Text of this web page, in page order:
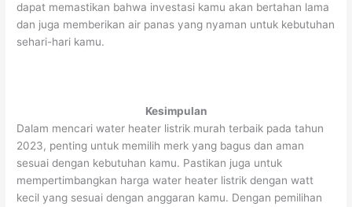
dapat memastikan bahwa investasi kamu akan bertahan lama
dan juga memberikan air panas yang nyaman untuk kebutuhan
sehari-hari kamu.
Kesimpulan
Dalam mencari water heater listrik murah terbaik pada tahun
2023, penting untuk memilih merk yang bagus dan aman
sesuai dengan kebutuhan kamu. Pastikan juga untuk
mempertimbangkan harga water heater listrik dengan watt
kecil yang sesuai dengan anggaran kamu. Dengan pemilihan